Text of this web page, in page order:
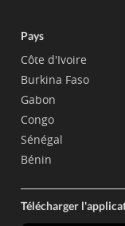
Pays
Côte d'Ivoire
Burkina Faso
Gabon
Congo
Sénégal
Bénin
Télécharger